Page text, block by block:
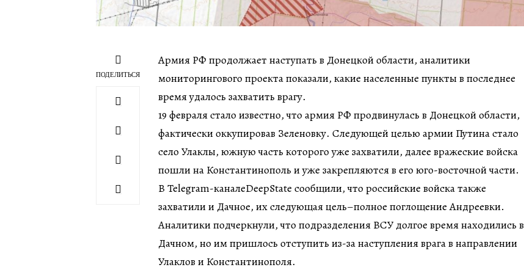
ПОДЕЛИТЬСЯ
Армия РФ продолжает наступать в Донецкой области, аналитики
мониторингового проекта показали, какие населенные пункты в последнее
время удалось захватить врагу.
19 февраля стало известно, что армия РФ продвинулась в Донецкой области,
фактически оккупировав Зеленовку. Следующей целью армии Путина стало
село Улаклы, южную часть которого уже захватили, далее вражеские войска
пошли на Константинополь и уже закрепляются в его юго-восточной части.
В Telegram-каналеDeepState сообщили, что российские войска также
захватили и Дачное, их следующая цель–полное поглощение Андреевки.
Аналитики подчеркнули, что подразделения ВСУ долгое время находились в
Дачном, но им пришлось отступить из-за наступления врага в направлении
Улаклов и Константинополя.